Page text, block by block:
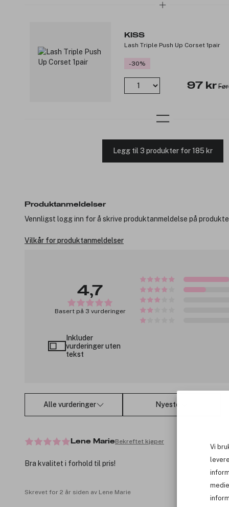
Vi
KISS
Lash Triple Push Up Corset 1pair
-30%
97 kr
Legg til 3 produkter for 185 kr
Produktanmeldelser
Vennligst logg inn for å skrive produktanmeldelse på
Vilkår for produktanmeldelser
4,7
Basert på 3 vurderinger
Inkluder
vurderinger uten
tekst
Alle vurderinger Nyeste
Lene MarieBekreftet kjøper
Bra kvalitet i forhold til pris!
Skrevet for 2 år siden av Lene Marie